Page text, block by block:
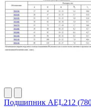
Подшипник AEL212